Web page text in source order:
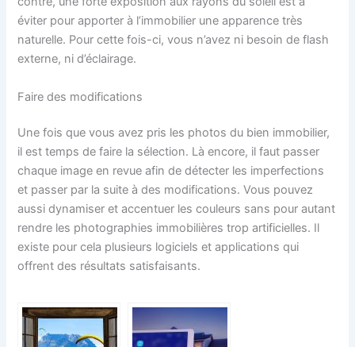
éviter pour apporter à l’immobilier une apparence très
naturelle. Pour cette fois-ci, vous n’avez ni besoin de flash
externe, ni d’éclairage.
Faire des modifications
Une fois que vous avez pris les photos du bien immobilier,
il est temps de faire la sélection. Là encore, il faut passer
chaque image en revue afin de détecter les imperfections
et passer par la suite à des modifications. Vous pouvez
aussi dynamiser et accentuer les couleurs sans pour autant
rendre les photographies immobilières trop artificielles. Il
existe pour cela plusieurs logiciels et applications qui
offrent des résultats satisfaisants.